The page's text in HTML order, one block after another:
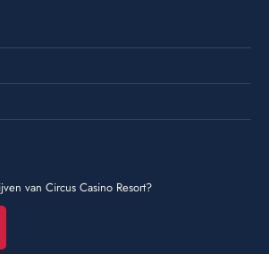
van Circus Casino Resort?